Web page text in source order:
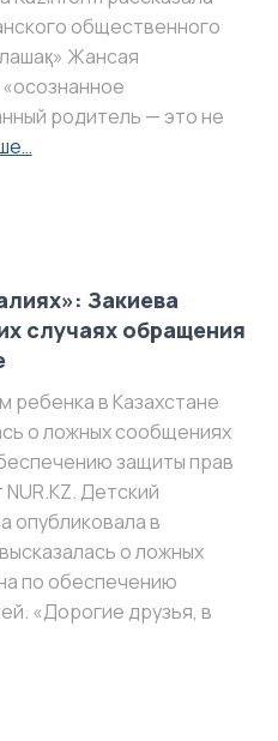
общественного
Жансая
родитель — это не
Закиева
случаях обращения
ребенка в Казахстане
о ложных сообщениях
защиты прав
Детский
опубликовала в
о ложных
по обеспечению
«Дорогие друзья, в